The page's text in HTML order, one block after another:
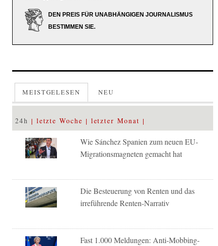
DEN PREIS FÜR UNABHÄNGIGEN JOURNALISMUS
BESTIMMEN SIE.
MEISTGELESEN NEU
24h letzte Woche letzter Monat
Wie Sánchez Spanien zum neuen EU-
Migrationsmagneten gemacht hat
Die Besteuerung von Renten und das
irreführende Renten-Narrativ
Fast 1.000 Meldungen: Anti-Mobbing-